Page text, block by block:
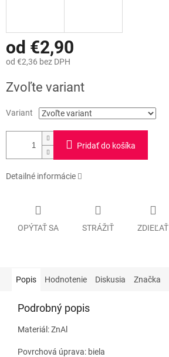
od €2,90
od €2,36 bez DPH
cena:
Zvoľte variant
Variant
Pridať do košíka
Detailné informácie
OPÝTAŤ SA STRÁŽIŤ ZDIEĽAŤ
Popis Hodnotenie Diskusia Značka
Podrobný popis
Materiál: ZnAl
Povrchová úprava: biela